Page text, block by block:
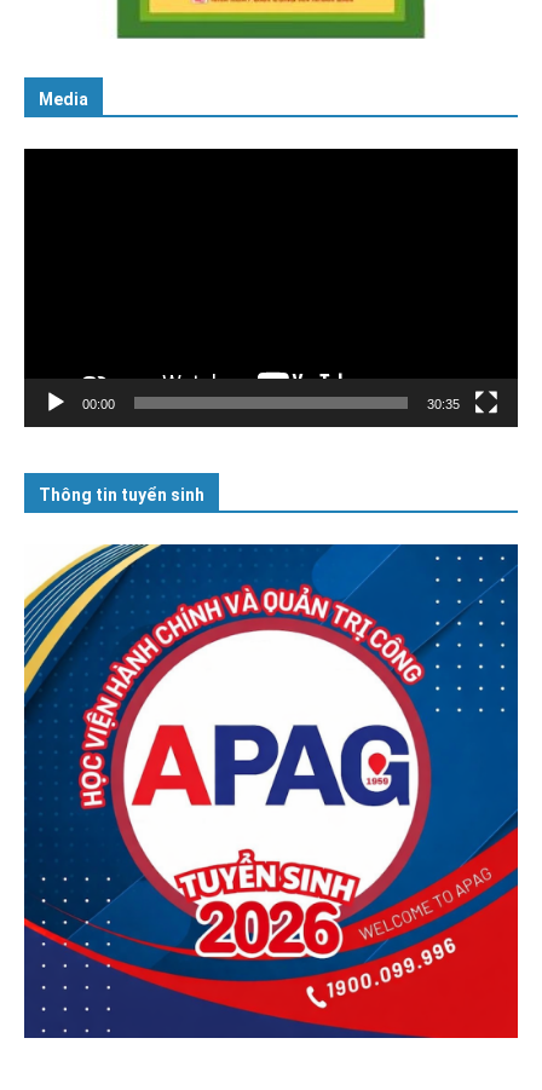
Media
00:00 30:35
Thông tin tuyển sinh